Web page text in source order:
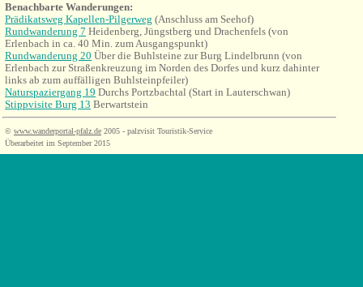
Benachbarte Wanderungen:
Prädikatsweg Kapellen-Pilgerweg (Anschluss am Seehof)
Rundwanderung 7 Heidenberg, Jüngstberg und Drachenfels (von
Erlenbach in ca. 40 Min. zum Ausgangspunkt)
Rundwanderung 20 Über die Buhlsteine zur Burg Lindelbrunn (von
Erlenbach zur Straßenkreuzung im Norden des Dorfes und kurz dahinter
links ab zum auffälligen Buhlsteinpfeiler)
Naturspaziergang 19 Durchs Portzbachtal (Start in Lauterschwan)
Stippvisite Burg 13 Berwartstein
© www.wanderportal-pfalz.de 2005 - palzvisit Touristik-Service
Überarbeitet im September 2015